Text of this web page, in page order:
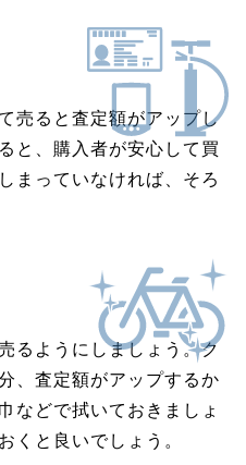
売ると査定額がアップし
と、購入者が安心して買
まっていなければ、そろ
るようにしましょう。ク
、査定額がアップするか
などで拭いておきましょ
くと良いでしょう。